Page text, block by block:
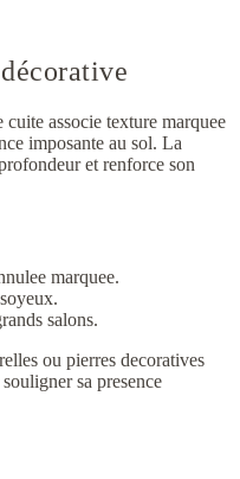
associe texture marquee
imposante au sol. La
et renforce son
marquee.
salons.
ou pierres decoratives
sa presence